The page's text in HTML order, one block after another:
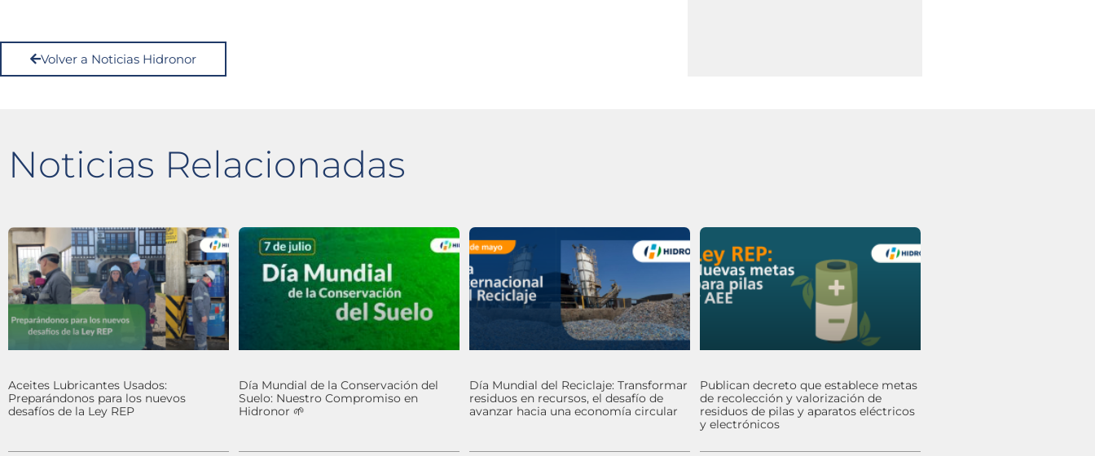
Volver a Noticias Hidronor
Noticias Relacionadas
Aceites Lubricantes Usados:
Preparándonos para los nuevos
desafíos de la Ley REP
Día Mundial de la Conservación del
Suelo: Nuestro Compromiso en
Hidronor 🌱
Día Mundial del Reciclaje: Transformar
residuos en recursos, el desafío de
avanzar hacia una economía circular
Publican decreto que establece metas
de recolección y valorización de
residuos de pilas y aparatos eléctricos
y electrónicos